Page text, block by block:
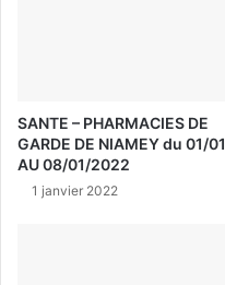
SANTE – PHARMACIES DE
GARDE DE NIAMEY du 01/01
AU 08/01/2022
1 janvier 2022